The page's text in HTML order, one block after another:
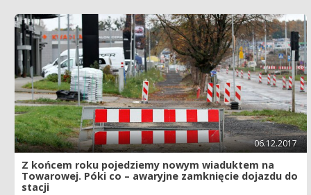
06.12.2017
Z końcem roku pojedziemy nowym wiaduktem na
Towarowej. Póki co – awaryjne zamknięcie dojazdu do
stacji